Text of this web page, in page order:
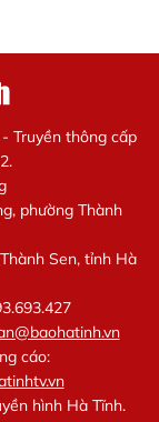
Truyền thông cấp
phường Thành
Sen, tỉnh Hà
cáo:
hình Hà Tĩnh.